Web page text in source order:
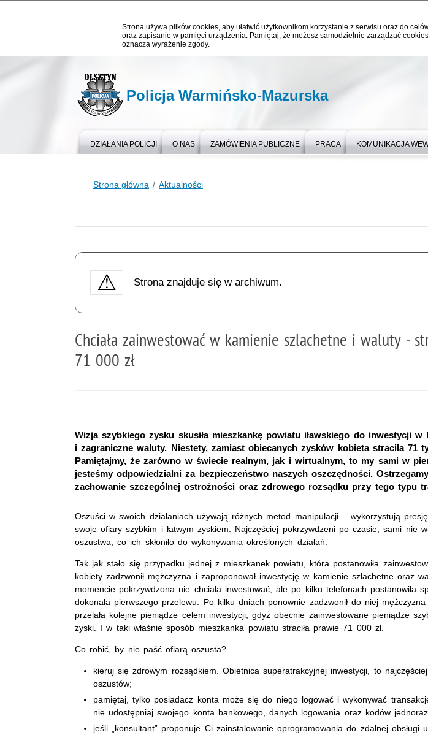
Strona używa plików cookies, aby ułatwić użytkownikom korzystanie z serwisu oraz do
oraz zapisanie w pamięci urządzenia. Pamiętaj, że możesz samodzielnie zarządzać
oznacza wyrażenie zgody.
Policja Warmińsko-Mazurska
DZIAŁANIA POLICJI O NAS ZAMÓWIENIA PUBLICZNE PRACA KOMUNIKACJA
Strona główna Aktualności
Strona znajduje się w archiwum.
Chciała zainwestować w kamienie szlachetne i waluty -
71 000 zł
Wizja szybkiego zysku skusiła mieszkankę powiatu iławskiego do inwestycji w
i zagraniczne waluty. Niestety, zamiast obiecanych zysków kobieta straciła 71
Pamiętajmy, że zarówno w świecie realnym, jak i wirtualnym, to my sami w
jesteśmy odpowiedzialni za bezpieczeństwo naszych oszczędności.
zachowanie szczególnej ostrożności oraz zdrowego rozsądku przy tego typu
Oszuści w swoich działaniach używają różnych metod manipulacji – wykorzystują
swoje ofiary szybkim i łatwym zyskiem. Najczęściej pokrzywdzeni po czasie, sami nie
oszustwa, co ich skłoniło do wykonywania określonych działań.
Tak jak stało się przypadku jednej z mieszkanek powiatu, która postanowiła
kobiety zadzwonił mężczyzna i zaproponował inwestycję w kamienie szlachetne oraz
momencie pokrzywdzona nie chciała inwestować, ale po kilku telefonach postanowiła
dokonała pierwszego przelewu. Po kilku dniach ponownie zadzwonił do niej
przelała kolejne pieniądze celem inwestycji, gdyż obecnie zainwestowane pieniądze
zyski. I w taki właśnie sposób mieszkanka powiatu straciła prawie 71 000 zł.
Co robić, by nie paść ofiarą oszusta?
kieruj się zdrowym rozsądkiem. Obietnica superatrakcyjnej inwestycji, to
oszustów;
pamiętaj, tylko posiadacz konta może się do niego logować i wykonywać
nie udostępniaj swojego konta bankowego, danych logowania oraz kodów
jeśli „konsultant” proponuje Ci zainstalowanie oprogramowania do zdalnej obsługi